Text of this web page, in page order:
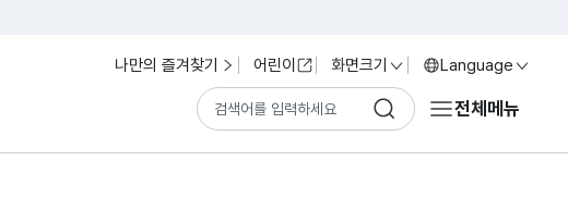
나만의 즐겨찾기 어린이 화면크기 Language
전체메뉴